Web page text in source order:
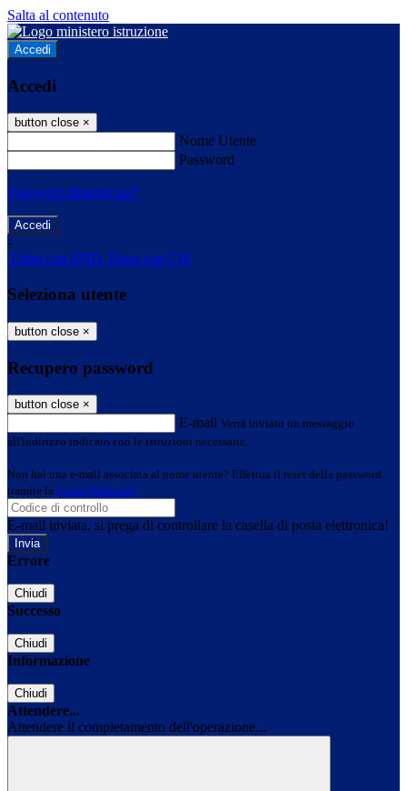
Salta al contenuto
Accedi
Accedi
button close ×
Nome Utente
Password
Password dimenticata?
-
Entra con SPID Entra con CIE
Seleziona utente
button close ×
Recupero password
button close ×
E-mail Verrà inviato un messaggio
all'indirizzo indicato con le istruzioni necessarie.
Non hai una e-mail associata al nome utente? Effettua il reset della password
tramite la Login Spaggiari
E-mail inviata, si prega di controllare la casella di posta elettronica!
Errore
Chiudi
Successo
Chiudi
Informazione
Chiudi
Attendere...
Attendere il completamento dell'operazione...